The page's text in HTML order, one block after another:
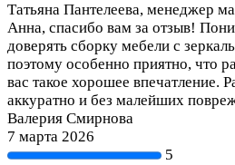
Татьяна Пантелеева, менеджер
Анна, спасибо вам за отзыв!
доверять сборку мебели с
поэтому особенно приятно, что
вас такое хорошее впечатление.
аккуратно и без малейших
Валерия Смирнова
7 марта 2026
5